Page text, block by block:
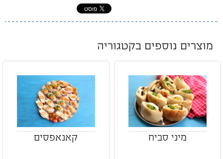
מוצרים נוספים בקטגוריה
מיני סביח קאנאפסים